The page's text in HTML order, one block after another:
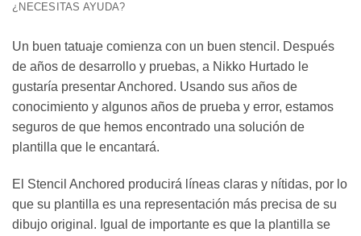
¿NECESITAS AYUDA?
Un buen tatuaje comienza con un buen stencil. Después
de años de desarrollo y pruebas, a Nikko Hurtado le
gustaría presentar Anchored. Usando sus años de
conocimiento y algunos años de prueba y error, estamos
seguros de que hemos encontrado una solución de
plantilla que le encantará.
El Stencil Anchored producirá líneas claras y nítidas, por lo
que su plantilla es una representación más precisa de su
dibujo original. Igual de importante es que la plantilla se